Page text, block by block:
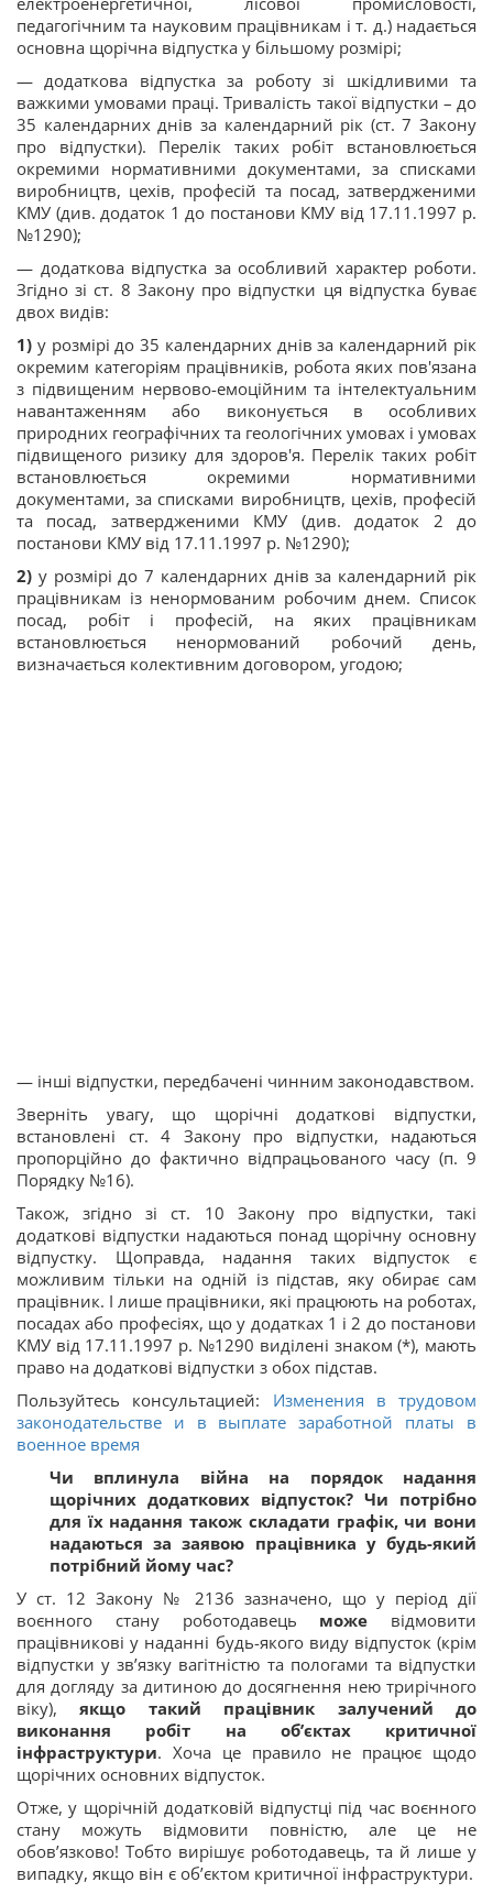
педагогічним та науковим працівникам і т. д.) надається
основна щорічна відпустка у більшому розмірі;
— додаткова відпустка за роботу зі шкідливими та
важкими умовами праці. Тривалість такої відпустки – до
35 календарних днів за календарний рік (ст. 7 Закону
про відпустки). Перелік таких робіт встановлюється
окремими нормативними документами, за списками
виробництв, цехів, професій та посад, затвердженими
КМУ (див. додаток 1 до постанови КМУ від 17.11.1997 р.
№1290);
— додаткова відпустка за особливий характер роботи.
Згідно зі ст. 8 Закону про відпустки ця відпустка буває
двох видів:
1) у розмірі до 35 календарних днів за календарний рік
окремим категоріям працівників, робота яких пов'язана
з підвищеним нервово-емоційним та інтелектуальним
навантаженням або виконується в особливих
природних географічних та геологічних умовах і умовах
підвищеного ризику для здоров'я. Перелік таких робіт
встановлюється окремими нормативними
документами, за списками виробництв, цехів, професій
та посад, затвердженими КМУ (див. додаток 2 до
постанови КМУ від 17.11.1997 р. №1290);
2) у розмірі до 7 календарних днів за календарний рік
працівникам із ненормованим робочим днем. Список
посад, робіт і професій, на яких працівникам
встановлюється ненормований робочий день,
визначається колективним договором, угодою;
— інші відпустки, передбачені чинним законодавством.
Зверніть увагу, що щорічні додаткові відпустки,
встановлені ст. 4 Закону про відпустки, надаються
пропорційно до фактично відпрацьованого часу (п. 9
Порядку №16).
Також, згідно зі ст. 10 Закону про відпустки, такі
додаткові відпустки надаються понад щорічну основну
відпустку. Щоправда, надання таких відпусток є
можливим тільки на одній із підстав, яку обирає сам
працівник. I лише працівники, які працюють на роботах,
посадах або професіях, що у додатках 1 і 2 до постанови
КМУ від 17.11.1997 р. №1290 виділені знаком (*), мають
право на додаткові відпустки з обох підстав.
Пользуйтесь консультацией: Изменения в трудовом
законодательстве и в выплате заработной платы в
военное время
Чи вплинула війна на порядок надання
щорічних додаткових відпусток? Чи потрібно
для їх надання також складати графік, чи вони
надаються за заявою працівника у будь-який
потрібний йому час?
У ст. 12 Закону № 2136 зазначено, що у період дії
воєнного стану роботодавець може відмовити
працівникові у наданні будь-якого виду відпусток (крім
відпустки у зв’язку вагітністю та пологами та відпустки
для догляду за дитиною до досягнення нею трирічного
віку),якщо такий працівник залучений до
виконання робіт на об’єктах критичної
інфраструктури. Хоча це правило не працює щодо
щорічних основних відпусток.
Отже, у щорічній додатковій відпустці під час воєнного
стану можуть відмовити повністю, але це не
обов’язково! Тобто вирішує роботодавець, та й лише у
випадку, якщо він є об’єктом критичної інфраструктури.